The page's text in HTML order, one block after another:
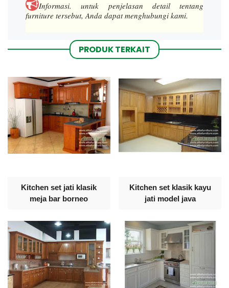
Informasi.untuk penjelasan detail tentang
furniture tersebut, Anda dapat menghubungi kami.
PRODUK TERKAIT
Kitchen set jati klasik
meja bar borneo
Kitchen set klasik kayu
jati model java